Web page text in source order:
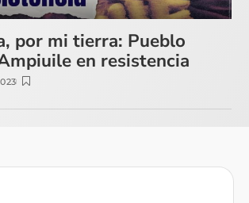
por mi tierra: Pueblo
en resistencia